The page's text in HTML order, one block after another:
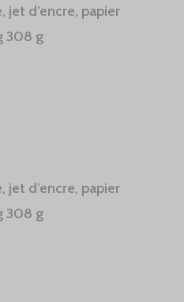
jet d’encre, papier
308 g
jet d’encre, papier
308 g